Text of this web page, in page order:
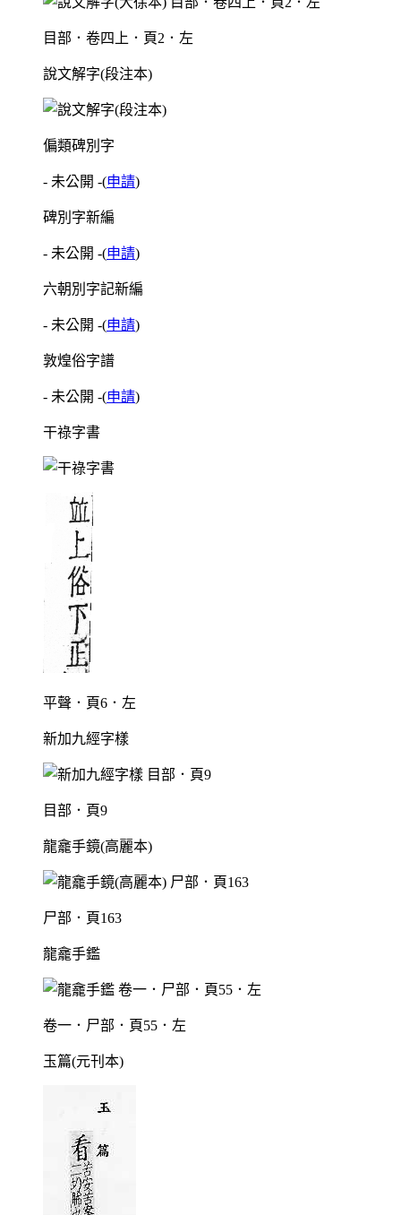
目部．卷四上．頁2．左
說文解字(段注本)
偏類碑別字
- 未公開 -(申請)
碑別字新編
- 未公開 -(申請)
六朝別字記新編
- 未公開 -(申請)
敦煌俗字譜
- 未公開 -(申請)
干祿字書
平聲．頁6．左
新加九經字樣
目部．頁9
龍龕手鏡(高麗本)
尸部．頁163
龍龕手鑑
卷一．尸部．頁55．左
玉篇(元刊本)